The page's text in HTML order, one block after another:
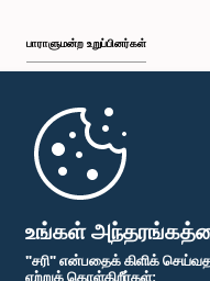
உங்கள்
"சரி" என்பதைக் கிளிக்
ஏற்றுக் கொள்கிறீர்கள்:
பாராளுமன்ற உறுப்பினர்கள்
முதற்பக்கம்
பாராளுமன்ற கையடக்க செயலி